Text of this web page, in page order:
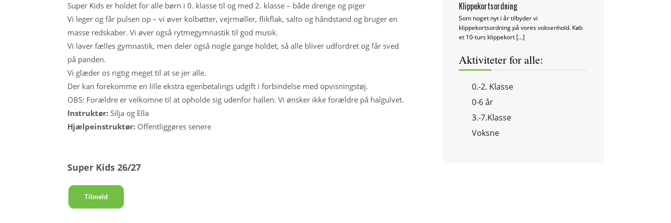
Super Kids er holdet for alle børn i 0. klasse til og med 2. klasse – både drenge og piger
Vi leger og får pulsen op – vi øver kolbøtter, vejrmøller, flikflak, salto og håndstand og bruger en
masse redskaber. Vi øver også rytmegymnastik til god musik.
Vi laver fælles gymnastik, men deler også nogle gange holdet, så alle bliver udfordret og får sved
på panden.
Vi glæder os rigtig meget til at se jer alle.
Der kan forekomme en lille ekstra egenbetalings udgift i forbindelse med opvisningstøj.
OBS: Forældre er velkomne til at opholde sig udenfor hallen. Vi ønsker ikke forældre på halgulvet.
Instruktør:Silja og Ella
Hjælpeinstruktør:Offentliggøres senere
Super Kids 26/27
Klippekortsordning
Som noget nyt i år tilbyder vi
klippekortsordning på vores voksenhold. Køb
et 10-turs klippekort […]
Aktiviteter for alle:
0.-2. Klasse
0-6 år
3.-7.Klasse
Voksne